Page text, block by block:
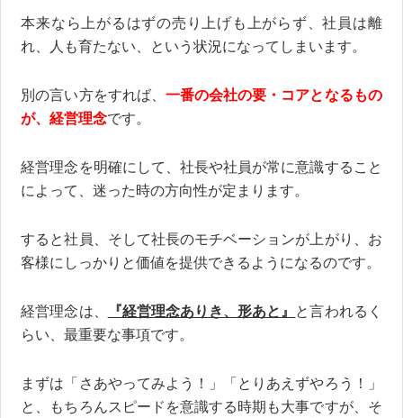
本来なら上がるはずの売り上げも上がらず、社員は離
れ、人も育たない、という状況になってしまいます。
別の言い方をすれば、 一番の会社の要・コアとなるもの
が、経営理念です。
経営理念を明確にして、社長や社員が常に意識すること
によって、迷った時の方向性が定まります。
すると社員、そして社長のモチベーションが上がり、お
客様にしっかりと価値を提供できるようになるのです。
経営理念は、 『経営理念ありき、形あと』 と言われるく
らい、最重要な事項です。
まずは「さあやってみよう！」「とりあえずやろう！」
と、もちろんスピードを意識する時期も大事ですが、そ